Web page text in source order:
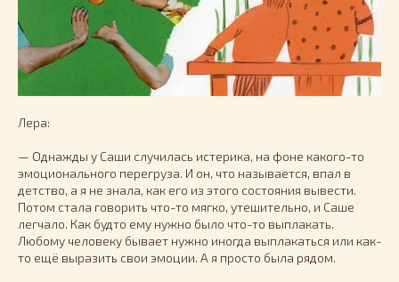
Лера:
— Однажды у Саши случилась истерика, на фоне какого-то
эмоционального перегруза. И он, что называется, впал в
детство, а я не знала, как его из этого состояния вывести.
Потом стала говорить что-то мягко, утешительно, и Саше
легчало. Как будто ему нужно было что-то выплакать.
Любому человеку бывает нужно иногда выплакаться или как-
то ещё выразить свои эмоции. А я просто была рядом.